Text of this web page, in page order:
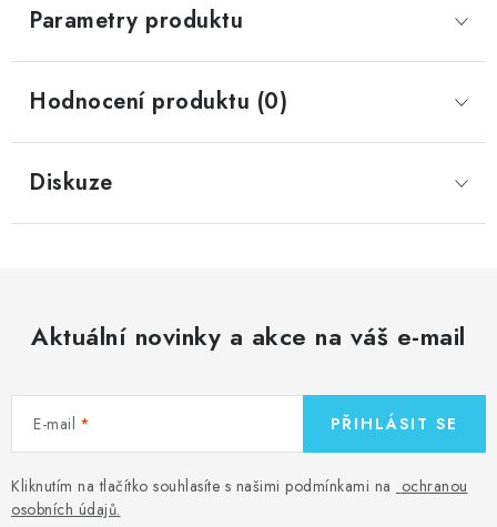
Parametry produktu
Hodnocení produktu (0)
Diskuze
Aktuální novinky a akce na váš e-mail
E-mail
Kliknutím na tlačítko souhlasíte s našimi podmínkami na ochranou
osobních údajů.
PŘIHLÁSIT SE